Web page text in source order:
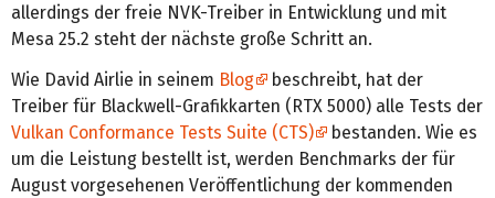
allerdings der freie NVK-Treiber in Entwicklung und mit
Mesa 25.2 steht der nächste große Schritt an.
Wie David Airlie in seinem Blog
beschreibt, hat der
Treiber für Blackwell-Grafikkarten (RTX 5000) alle Tests der
Vulkan Conformance Tests Suite (CTS)
bestanden. Wie es
um die Leistung bestellt ist, werden Benchmarks der für
August vorgesehenen Veröffentlichung der kommenden